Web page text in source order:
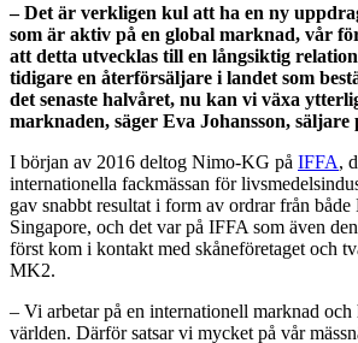
– Det är verkligen kul att ha en ny
som är aktiv på en global marknad, vår
att detta utvecklas till en långsiktig
tidigare en återförsäljare i landet som
det senaste halvåret, nu kan vi växa
marknaden, säger Eva Johansson,
I början av 2016 deltog Nimo-KG på IFFA,
internationella fackmässan för
gav snabbt resultat i form av ordrar från
Singapore, och det var på IFFA som även
först kom i kontakt med skåneföretaget och
MK2.
– Vi arbetar på en internationell marknad och
världen. Därför satsar vi mycket på vår